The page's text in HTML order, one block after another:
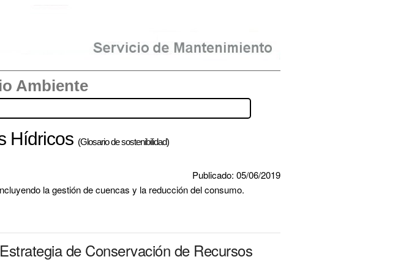
Ambiente
Hídricos (Glosario de sostenibilidad)
Publicado: 05/06/2019
la gestión de cuencas y la reducción del consumo.
de Conservación de Recursos